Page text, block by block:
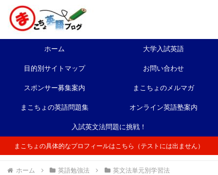
ホーム 大学入試英語
目的別サイトマップ お問い合わせ
スポンサー募集案内 まこちょのメルマガ
まこちょの英語問題集 オンライン英語塾案内
入試英文法問題に挑戦！
まこちょの具体的なプロフィールはこちら（テストには出ません）
ホーム 英語勉強法 英文法単元別学習法